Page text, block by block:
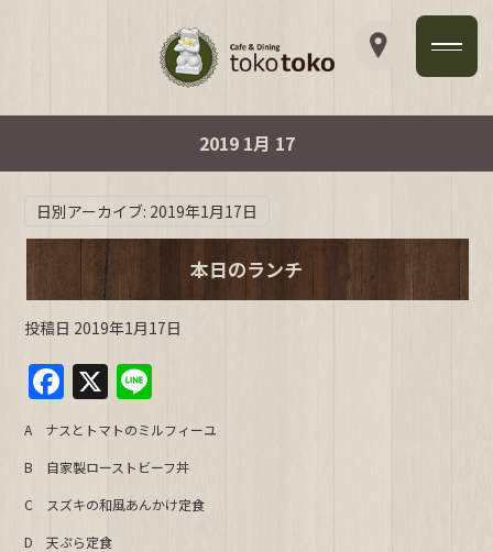
2019 1月 17
日別アーカイブ: 2019年1月17日
本日のランチ
投稿日 2019年1月17日
F
a
c
e
b
X
n
e
A ナスとトマトのミルフィーユ
B 自家製ローストビーフ丼
C スズキの和風あんかけ定食
D 天ぷら定食